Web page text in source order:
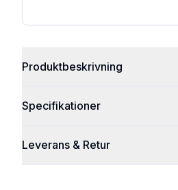
Produktbeskrivning
Specifikationer
Leverans & Retur